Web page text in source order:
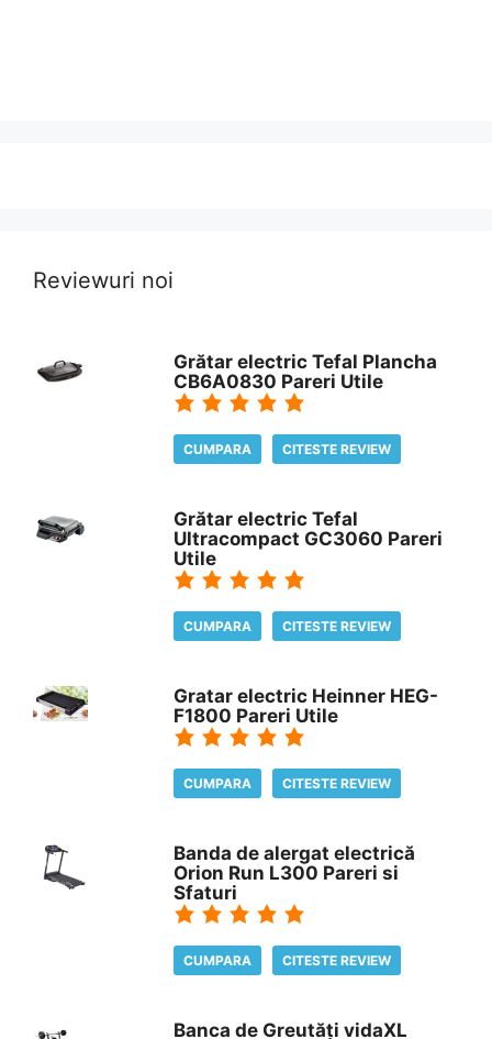
Reviewuri noi
Grătar electric Tefal Plancha
CB6A0830 Pareri Utile
CUMPARA CITESTE REVIEW
Grătar electric Tefal
Ultracompact GC3060 Pareri
Utile
CUMPARA CITESTE REVIEW
Gratar electric Heinner HEG-
F1800 Pareri Utile
CUMPARA CITESTE REVIEW
Banda de alergat electrică
Orion Run L300 Pareri si
Sfaturi
CUMPARA CITESTE REVIEW
Banca de Greutăți vidaXL